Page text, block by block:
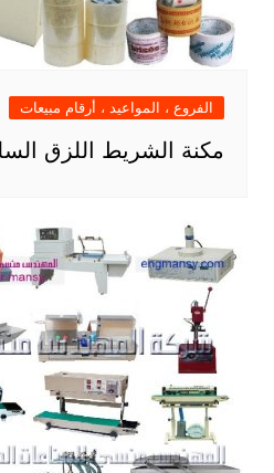
الفروع ، المواعيد ، أرقام مبيعات
مكنة الشريط اللزق